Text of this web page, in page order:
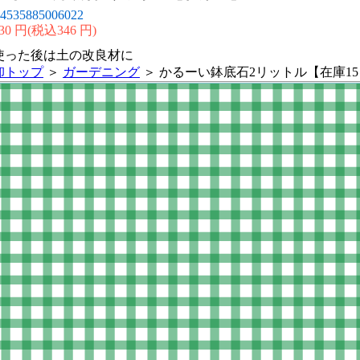
円(税込346 円)
った後は土の改良材に
トップ＞ ガーデニング ＞ かるーい鉢底石2リットル【在庫